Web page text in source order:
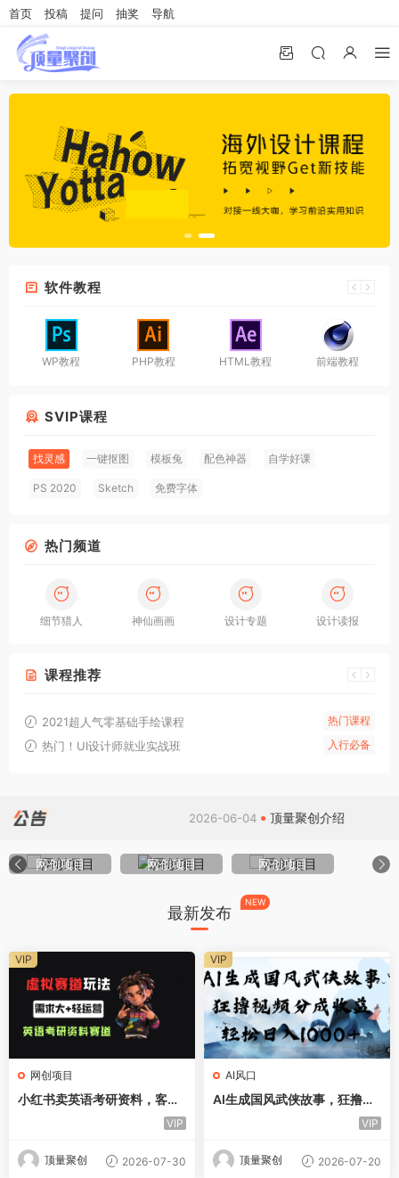
首页 投稿 提问 抽奖 导航
软件教程
WP教程 PHP教程 HTML教程 前端教程
SVIP课程
找灵感 一键抠图 模板兔 配色神器 自学好课
PS 2020 Sketch 免费字体
热门频道
细节猎人 神仙画画 设计专题 设计读报
课程推荐
2021超人气零基础手绘课程 热门课程
热门！UI设计师就业实战班 入行必备
2026-06-04 顶量聚创介绍
网创项目 网创项目 网创项目
最新发布
NEW
网创项目
小红书卖英语考研资料，客单
VIP
顶量聚创 2026-07-30
VIP
AI风口
AI生成国风武侠故事，狂撸分
成视频收益，轻松日入1000+
VIP
顶量聚创 2026-07-20
VIP